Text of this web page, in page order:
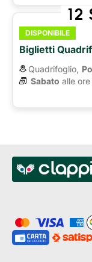
12
DISPONIBILE
Biglietti
Quadrifoglio,
Sabato alle ore